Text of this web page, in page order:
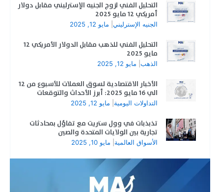
التحليل الفني لزوج الجنيه الإسترليني مقابل دولار
أمريكي 12 مايو 2025
الجنيه الإسترليني مايو 12, 2025
التحليل الفني للذهب مقابل الدولار الأمريكي 12
مايو 2025
الذهب مايو 12, 2025
الأخبار الاقتصادية لسوق العملات للأسبوع من 12
الي 16 مايو 2025: أبرز الأحداث والتوقعات
التداولات اليومية مايو 12, 2025
تذبذبات في وول ستريت مع تفاؤل بمحادثات
تجارية بين الولايات المتحدة والصين
الأسواق العالمية مايو 10, 2025